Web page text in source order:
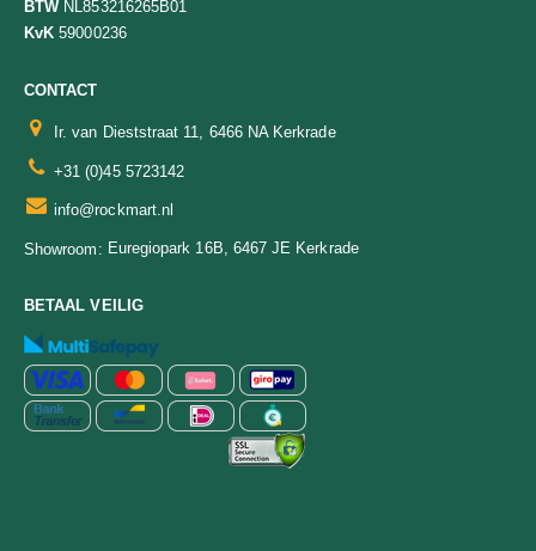
BTWNL853216265B01
KvK 59000236
CONTACT
Ir. van Dieststraat 11, 6466 NA Kerkrade
+31 (0)45 5723142
info@rockmart.nl
Showroom: Euregiopark 16B, 6467 JE Kerkrade
BETAAL VEILIG